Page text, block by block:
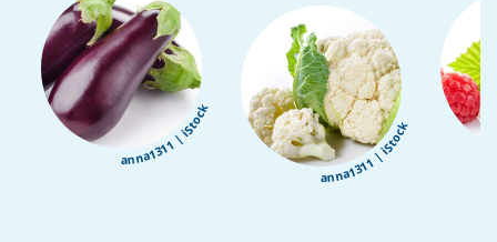
anna1311 | iStock anna1311 | iStock